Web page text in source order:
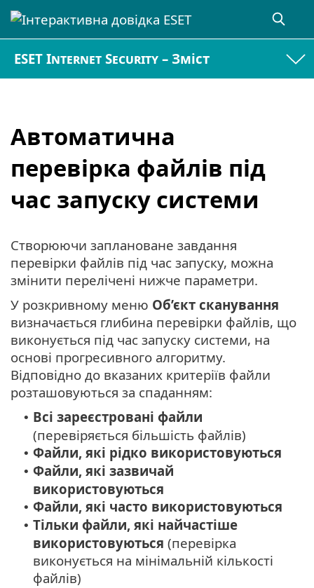
ESET Internet Security – Зміст
Автоматична
перевірка файлів під
час запуску системи
Створюючи заплановане завдання
перевірки файлів під час запуску, можна
змінити перелічені нижче параметри.
У розкривному меню Об’єкт сканування
визначається глибина перевірки файлів, що
виконується під час запуску системи, на
основі прогресивного алгоритму.
Відповідно до вказаних критеріїв файли
розташовуються за спаданням:
• Всі зареєстровані файли
(перевіряється більшість файлів)
• Файли, які рідко використовуються
• Файли, які зазвичай
використовуються
• Файли, які часто використовуються
• Тільки файли, які найчастіше
використовуються (перевірка
виконується на мінімальній кількості
файлів)